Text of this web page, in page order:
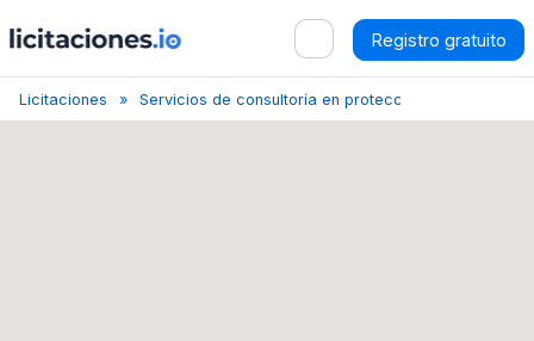
Registro gratuito
Licitaciones Servicios de consultoría en protección y control